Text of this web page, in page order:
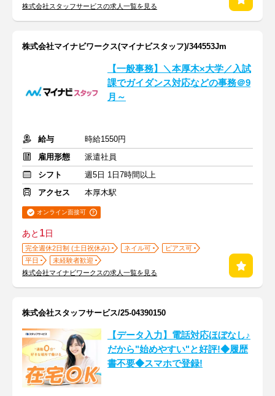
株式会社スタッフサービスの求人一覧を見る
株式会社マイナビワークス(マイナビスタッフ)/344553Jm
【一般事務】＼本厚木×大学／入試
課でガイダンス対応などの事務＠9
月～
給与
時給1550円
雇用形態
派遣社員
シフト
週5日 1日7時間以上
アクセス
本厚木駅
オンライン面接可
あと 1日
完全週休2日制 (土日祝休み) ネイル可
ピアス可
平日
未経験者歓迎
株式会社マイナビワークスの求人一覧を見る
株式会社スタッフサービス/25-04390150
【データ入力】電話対応ほぼなし♪
だから"始めやすい"と好評!◆履歴
書不要◆スマホで登録!